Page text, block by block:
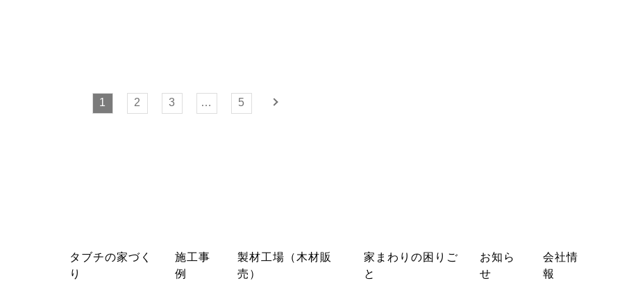
1 2 3 … 5
タブチの家づく
り
施工事
例
製材工場（木材販
売）
家まわりの困りご
と
お知ら
せ
会社情
報